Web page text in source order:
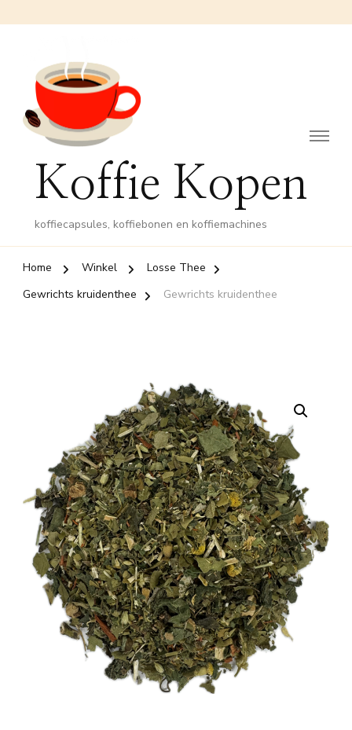
Koffie Kopen
koffiecapsules, koffiebonen en koffiemachines
Home Winkel
Losse Thee
Gewrichts kruidenthee
Gewrichts kruidenthee